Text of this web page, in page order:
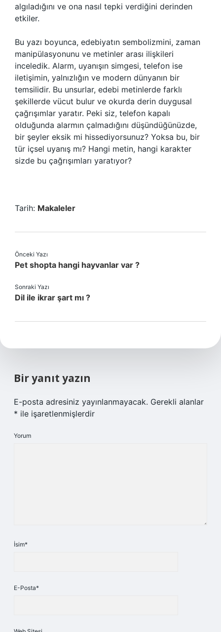
algıladığını ve ona nasıl tepki verdiğini derinden
etkiler.
Bu yazı boyunca, edebiyatın sembolizmini, zaman
manipülasyonunu ve metinler arası ilişkileri
inceledik. Alarm, uyanışın simgesi, telefon ise
iletişimin, yalnızlığın ve modern dünyanın bir
temsilidir. Bu unsurlar, edebi metinlerde farklı
şekillerde vücut bulur ve okurda derin duygusal
çağrışımlar yaratır. Peki siz, telefon kapalı
olduğunda alarmın çalmadığını düşündüğünüzde,
bir şeyler eksik mi hissediyorsunuz? Yoksa bu, bir
tür içsel uyanış mı? Hangi metin, hangi karakter
sizde bu çağrışımları yaratıyor?
Tarih: Makaleler
Önceki Yazı
Pet shopta hangi hayvanlar var ?
Sonraki Yazı
Dil ile ikrar şart mı ?
Bir yanıt yazın
E-posta adresiniz yayınlanmayacak. Gerekli alanlar
* ile işaretlenmişlerdir
Yorum
İsim*
E-Posta*